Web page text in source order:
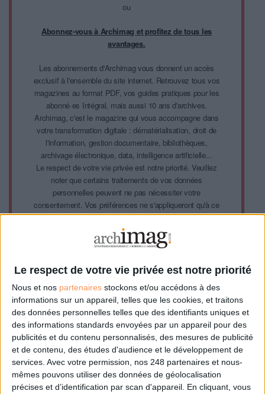
Le respect de votre vie privée est notre priorité
Nous et nos partenaires stockons et/ou accédons à des
informations sur un appareil, telles que les cookies, et traitons
des données personnelles telles que des identifiants uniques et
des informations standards envoyées par un appareil pour des
publicités et du contenu personnalisés, des mesures de publicité
et de contenu, des études d'audience et le développement de
services. Avec votre permission, nos 248 partenaires et nous-
mêmes pouvons utiliser des données de géolocalisation
précises et d’identification par scan d'appareil. En cliquant, vous
ou
Abonnez-vous à Archimag et profitez de tous les
avantages.
Les abonnements d'Archimag vous donnent un accès
exclusif à l'ensemble du site internet. Retrouvez tous vos
magazines au format PDF, vos guides pratiques pour les
abonné·es Intégral, mais aussi 10 ans d'archives.
Archimag, c'est le magazine qui vous accompagne dans
votre transformation digitale : dématérialisation, droit de
l'information, gestion documentaire, bibliothèques,
archivage électronique, data, intelligence artificielle...
Le respect de votre vie privée est notre priorité. Veuillez
noter que certains traitements de vos données
personnelles peuvent ne pas nécessiter votre
consentement. Vos préférences ne s'appliqueront qu'à ce
site Web. Vous pouvez modifier vos préférences en vous
abonnant sur ce site web ou en consultant notre politique
de confidentialité.
Déjà abonné.e ?Connectez-vous
Sur le même sujet:
La dictée vocale au secours des forces de Police
Xplor France : "Les technologies textuelles, vocales et d’imagerie vont
transformer les capacités des solutions"